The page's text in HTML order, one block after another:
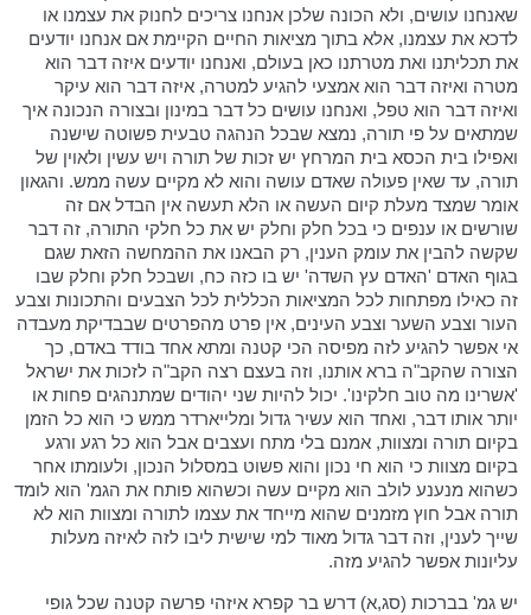
שאנחנו עושים, ולא הכונה שלכן אנחנו צריכים לחנוק את עצמנו או
לדכא את עצמנו, אלא בתוך מציאות החיים הקיימת אם אנחנו יודעים
את תכליתנו ואת מטרתנו כאן בעולם, ואנחנו יודעים איזה דבר הוא
מטרה ואיזה דבר הוא אמצעי להגיע למטרה, איזה דבר הוא עיקר
ואיזה דבר הוא טפל, ואנחנו עושים כל דבר במינון ובצורה הנכונה איך
שמתאים על פי תורה, נמצא שבכל הנהגה טבעית פשוטה שישנה
ואפילו בית הכסא בית המרחץ יש זכות של תורה ויש עשין ולאוין של
תורה, עד שאין פעולה שאדם עושה והוא לא מקיים עשה ממש. והגאון
אומר שמצד מעלת קיום העשה או הלא תעשה אין הבדל אם זה
שורשים או ענפים כי בכל חלק וחלק יש את כל חלקי התורה, זה דבר
שקשה להבין את עומק הענין, רק הבאנו את ההמחשה הזאת שגם
בגוף האדם 'האדם עץ השדה' יש בו כזה כח, ושבכל חלק וחלק שבו
זה כאילו מפתחות לכל המציאות הכללית לכל הצבעים והתכונות וצבע
העור וצבע השער וצבע העינים, אין פרט מהפרטים שבבדיקת מעבדה
אי אפשר להגיע לזה מפיסה הכי קטנה ומתא אחד בודד באדם, כך
הצורה שהקב"ה ברא אותנו, וזה בעצם רצה הקב"ה לזכות את ישראל
'אשרינו מה טוב חלקינו'. יכול להיות שני יהודים שמתנהגים פחות או
יותר אותו דבר, ואחד הוא עשיר גדול ומלייארדר ממש כי הוא כל הזמן
בקיום תורה ומצוות, אמנם בלי מתח ועצבים אבל הוא כל רגע ורגע
בקיום מצוות כי הוא חי נכון והוא פשוט במסלול הנכון, ולעומתו אחר
כשהוא מנענע לולב הוא מקיים עשה וכשהוא פותח את הגמ' הוא לומד
תורה אבל חוץ מזמנים שהוא מייחד את עצמו לתורה ומצוות הוא לא
שייך לענין, וזה דבר גדול מאוד למי שישית ליבו לזה לאיזה מעלות
עליונות אפשר להגיע מזה.
יש גמ' בברכות (סג,א) דרש בר קפרא איזהי פרשה קטנה שכל גופי